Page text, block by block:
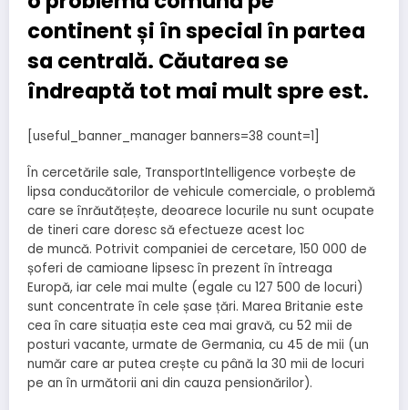
continent și în special în partea
sa centrală. Căutarea se
îndreaptă tot mai mult spre est.
[useful_banner_manager banners=38 count=1]
În cercetările sale, TransportIntelligence vorbește de
lipsa conducătorilor de vehicule comerciale, o problemă
care se înrăutățește, deoarece locurile nu sunt ocupate
de tineri care doresc să efectueze acest loc
de muncă. Potrivit companiei de cercetare, 150 000 de
șoferi de camioane lipsesc în prezent în întreaga
Europă, iar cele mai multe (egale cu 127 500 de locuri)
sunt concentrate în cele șase țări. Marea Britanie este
cea în care situația este cea mai gravă, cu 52 mii de
posturi vacante, urmate de Germania, cu 45 de mii (un
număr care ar putea crește cu până la 30 mii de locuri
pe an în următorii ani din cauza pensionărilor).